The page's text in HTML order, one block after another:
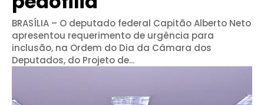
BRASÍLIA – O deputado federal Capitão Alberto Neto
apresentou requerimento de urgência para
inclusão, na Ordem do Dia da Câmara dos
Deputados, do Projeto de...